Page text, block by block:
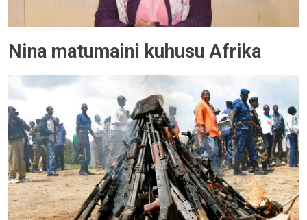
Nina matumaini kuhusu Afrika